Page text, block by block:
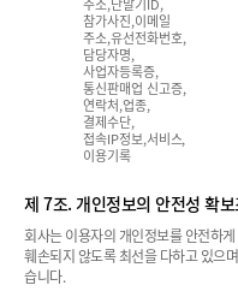
주소,단말기ID,
참가사진,이메일
주소,유선전화번호,
담당자명,
사업자등록증,
통신판매업 신고증,
연락처,업종,
결제수단,
접속IP정보,서비스,
이용기록
제 7조. 개인정보의 안전성 확
회사는 이용자의 개인정보를 안전하
훼손되지 않도록 최선을 다하고 있으
습니다.